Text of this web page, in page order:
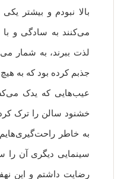
بالا نبودم و بیشتر
می‌کنند به سادگی و
لذت ببرند، به شمار
جذبم کرده بود که به
عیب‌هایی که یدک
خشنود سالن را ترک
به خاطر راحت‌گیری‌هایم
سینمایی دیگری آن را
رضایت داشتم و این